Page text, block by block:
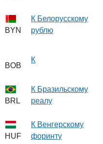
BYN
К Белорусскому
рублю
BOB
К
BRL
К Бразильскому
реалу
HUF
К Венгерскому
форинту